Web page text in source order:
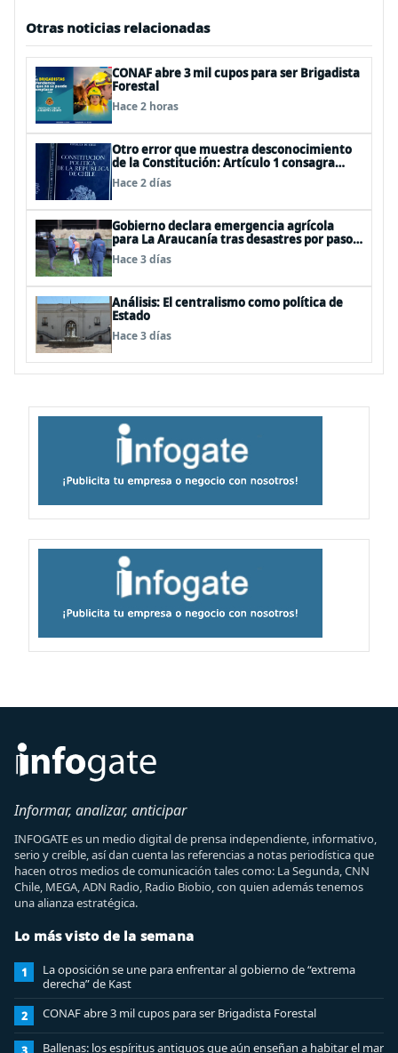
Otras noticias relacionadas
CONAF abre 3 mil cupos para ser Brigadista
Forestal
Hace 2 horas
Otro error que muestra desconocimiento
de la Constitución: Artículo 1 consagra
resguardar la seguridad nacional y
proteger a los ciudadanos
Hace 2 días
Gobierno declara emergencia agrícola
para La Araucanía tras desastres por pasos
de sistemas frontales
Hace 3 días
Análisis: El centralismo como política de
Estado
Hace 3 días
Informar, analizar, anticipar
INFOGATE es un medio digital de prensa independiente, informativo,
serio y creíble, así dan cuenta las referencias a notas periodística que
hacen otros medios de comunicación tales como: La Segunda, CNN
Chile, MEGA, ADN Radio, Radio Biobio, con quien además tenemos
una alianza estratégica.
Lo más visto de la semana
1
La oposición se une para enfrentar al gobierno de “extrema
derecha” de Kast
2 CONAF abre 3 mil cupos para ser Brigadista Forestal
Ballenas: los espíritus antiguos que aún enseñan a habitar el mar